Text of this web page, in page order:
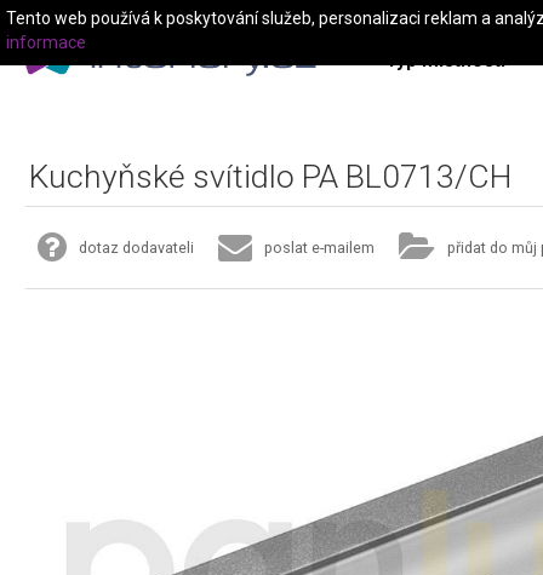
Typ místnosti
Kuchyňské svítidlo PA BL0713/CH
dotaz dodavateli poslat e-mailem přidat do můj
Tento web používá k poskytování služeb, personalizaci reklam a
informace